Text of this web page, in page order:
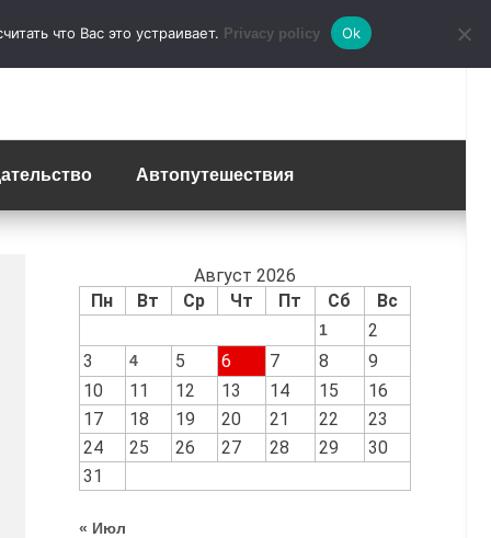
Автопутешествия
Август 2026
Пн
Вт Ср Чт Пт Сб Вс
1
2
3
4 5 6 7 8
9
10
11 12 13 14 15
16
17
18 19 20 21 22
23
24
25 26 27 28 29
30
31
« Июл
что Вас это устраивает. Privacy policy Ok